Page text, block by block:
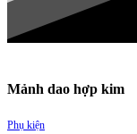
Mảnh dao hợp kim
Phụ kiện